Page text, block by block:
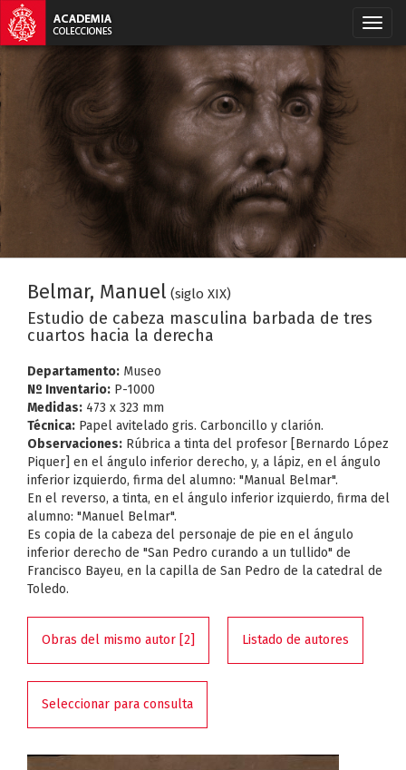
Belmar, Manuel (siglo XIX)
Estudio de cabeza masculina barbada de tres
cuartos hacia la derecha
Departamento: Museo
Nº Inventario: P-1000
Medidas: 473 x 323 mm
Técnica: Papel avitelado gris. Carboncillo y clarión.
Observaciones: Rúbrica a tinta del profesor [Bernardo López
Piquer] en el ángulo inferior derecho, y, a lápiz, en el ángulo
inferior izquierdo, firma del alumno: "Manual Belmar".
En el reverso, a tinta, en el ángulo inferior izquierdo, firma del
alumno: "Manuel Belmar".
Es copia de la cabeza del personaje de pie en el ángulo
inferior derecho de "San Pedro curando a un tullido" de
Francisco Bayeu, en la capilla de San Pedro de la catedral de
Toledo.
Obras del mismo autor [2] Listado de autores
Seleccionar para consulta